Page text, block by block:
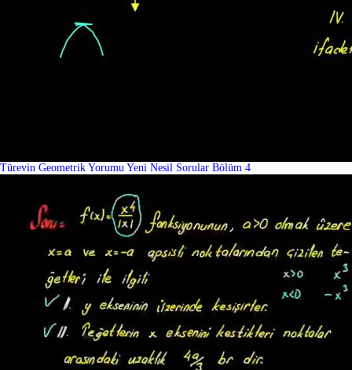
Türevin Geometrik Yorumu Yeni Nesil Sorular Bölüm 4